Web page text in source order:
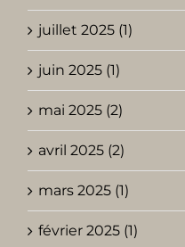
juillet 2025 (1)
juin 2025 (1)
mai 2025 (2)
avril 2025 (2)
mars 2025 (1)
février 2025 (1)